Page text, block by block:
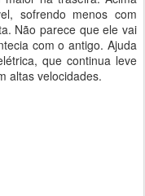
sofrendo menos com
Não parece que ele vai
com o antigo. Ajuda
que continua leve
altas velocidades.